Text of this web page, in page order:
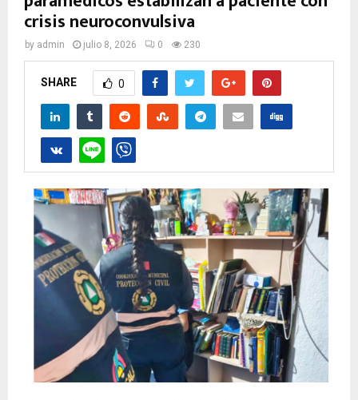
crisis neuroconvulsiva
by admin julio 8, 2026 0 230
SHARE 0